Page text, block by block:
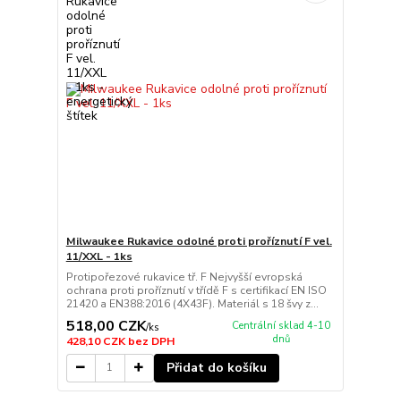
Milwaukee Rukavice odolné proti proříznutí F vel.
11/XXL - 1ks
Protipořezové rukavice tř. F Nejvyšší evropská
ochrana proti proříznutí v třídě F s certifikací EN ISO
21420 a EN388:2016 (4X43F). Materiál s 18 švy z...
518,00 CZK/ks
428,10 CZKbez DPH
Centrální sklad 4-10
dnů
Přidat do košíku